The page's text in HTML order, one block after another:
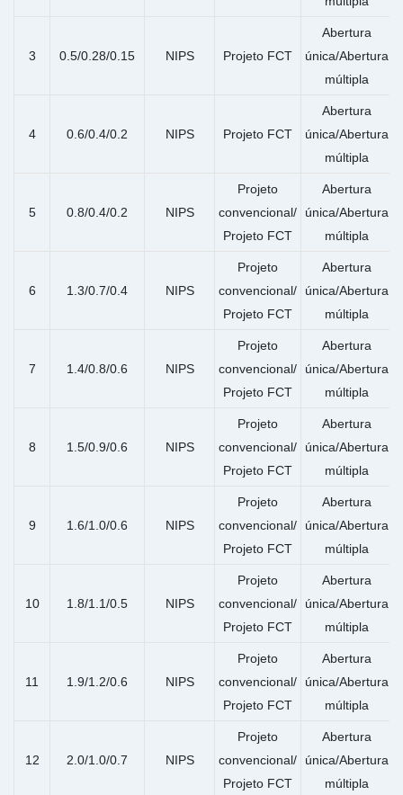
3 0.5/0.28/0.15 NIPS Projeto FCT
Abertura
única/Abertura
múltipla
4 0.6/0.4/0.2 NIPS Projeto FCT
Abertura
única/Abertura
múltipla
5 0.8/0.4/0.2 NIPS
Projeto
convencional/
Projeto FCT
Abertura
única/Abertura
múltipla
6 1.3/0.7/0.4 NIPS
Projeto
convencional/
Projeto FCT
Abertura
única/Abertura
múltipla
7 1.4/0.8/0.6 NIPS
Projeto
convencional/
Projeto FCT
Abertura
única/Abertura
múltipla
8 1.5/0.9/0.6 NIPS
Projeto
convencional/
Projeto FCT
Abertura
única/Abertura
múltipla
9 1.6/1.0/0.6 NIPS
Projeto
convencional/
Projeto FCT
Abertura
única/Abertura
múltipla
10 1.8/1.1/0.5 NIPS
Projeto
convencional/
Projeto FCT
Abertura
única/Abertura
múltipla
11 1.9/1.2/0.6 NIPS
Projeto
convencional/
Projeto FCT
Abertura
única/Abertura
múltipla
12 2.0/1.0/0.7 NIPS
Projeto
convencional/
Projeto FCT
Abertura
única/Abertura
múltipla